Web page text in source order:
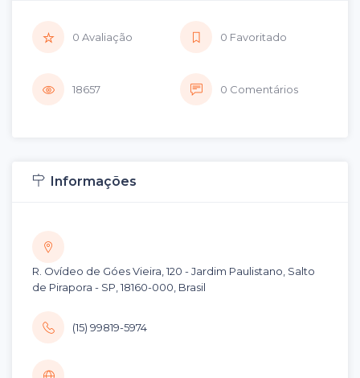
0 Avaliação 0 Favoritado
18657 0 Comentários
Informações
R. Ovídeo de Góes Vieira, 120 - Jardim Paulistano, Salto
de Pirapora - SP, 18160-000, Brasil
(15) 99819-5974